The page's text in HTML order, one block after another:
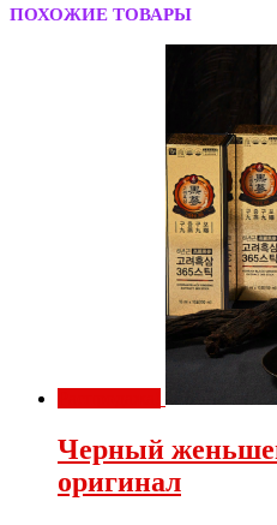
ПОХОЖИЕ ТОВАРЫ
Черный
оригинал